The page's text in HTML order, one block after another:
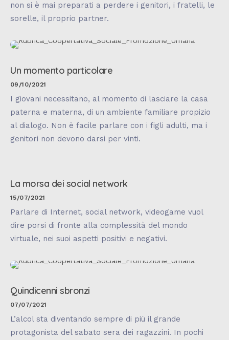
Contatti
non si è mai preparati a perdere i genitori, i fratelli, le
sorelle, il proprio partner.
Un momento particolare
09/10/2021
I giovani necessitano, al momento di lasciare la casa
paterna e materna, di un ambiente familiare propizio
al dialogo. Non è facile parlare con i figli adulti, ma i
genitori non devono darsi per vinti.
La morsa dei social network
15/07/2021
Parlare di Internet, social network, videogame vuol
dire porsi di fronte alla complessità del mondo
virtuale, nei suoi aspetti positivi e negativi.
Quindicenni sbronzi
07/07/2021
L’alcol sta diventando sempre di più il grande
protagonista del sabato sera dei ragazzini. In pochi